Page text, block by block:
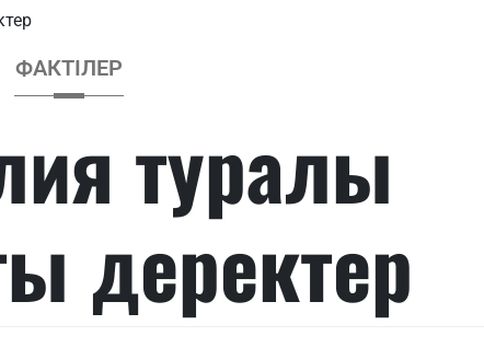
ФАКТІЛЕР
туралы
деректер